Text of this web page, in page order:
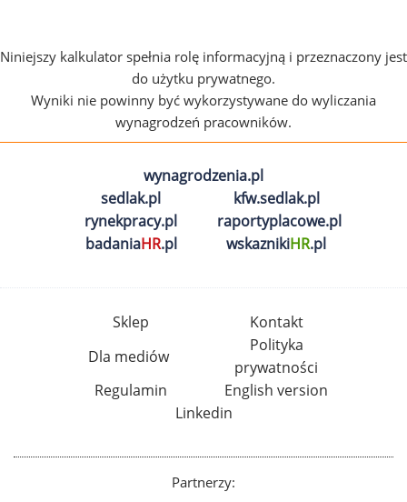
Niniejszy kalkulator spełnia rolę informacyjną i przeznaczony jest
do użytku prywatnego.
Wyniki nie powinny być wykorzystywane do wyliczania
wynagrodzeń pracowników.
wynagrodzenia.pl
sedlak.pl
kfw.sedlak.pl
rynekpracy.pl
raportyplacowe.pl
badaniaHR.pl wskaznikiHR.pl
Sklep
Kontakt
Dla mediów
Polityka
prywatności
Regulamin
English version
Linkedin
Partnerzy: